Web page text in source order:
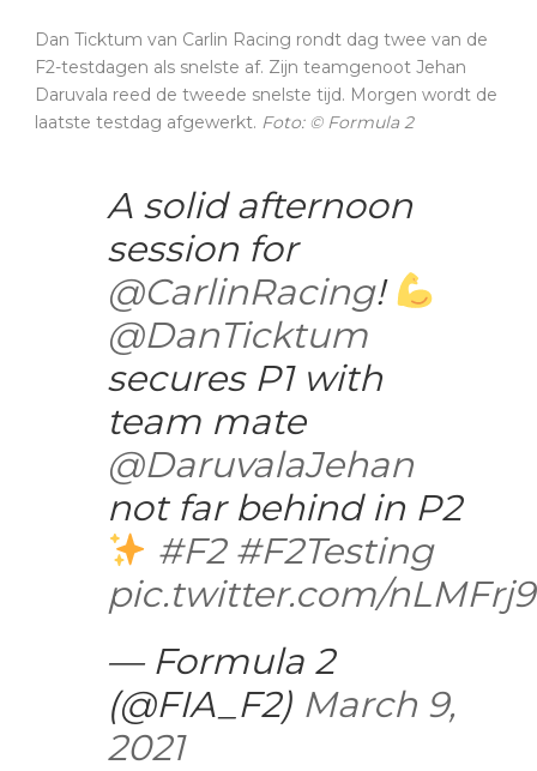
Dan Ticktum van Carlin Racing rondt dag twee van de
F2-testdagen als snelste af. Zijn teamgenoot Jehan
Daruvala reed de tweede snelste tijd. Morgen wordt de
laatste testdag afgewerkt. Foto: © Formula 2
A solid afternoon
session for
@CarlinRacing!
@DanTicktum
secures P1 with
team mate
@DaruvalaJehan
not far behind in P2
#F2 #F2Testing
pic.twitter.com/
— Formula 2
(@FIA_F2) March 9,
2021